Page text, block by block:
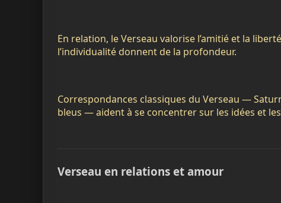
En relation, le Verseau valorise l’amitié et la
l’individualité donnent de la profondeur.
Correspondances classiques du Verseau —
bleus — aident à se concentrer sur les idées et
Verseau en relations et amour